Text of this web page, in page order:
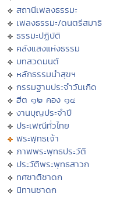
สถานีเพลงธรรมะ
เพลงธรรมะ/ดนตรีสมาธิ
ธรรมะปฏิบัติ
คลังแสงแห่งธรรม
บทสวดมนต์
หลักธรรมนำสุขฯ
กรรมฐานประจำวันเกิด
ฮีต ๑๒ คอง ๑๔
งานบุญประจำปี
ประเพณีทั่วไทย
พระพุทธเจ้า
ภาพพระพุทธประวัติ
ประวัติพระพุทธสาวก
ทศชาติชาดก
นิทานชาดก